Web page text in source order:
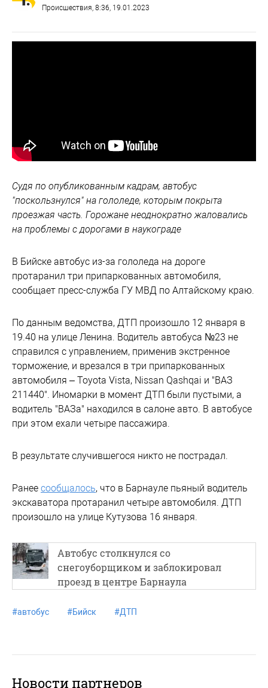
Происшествия , 8:36, 19.01.2023
Судя по опубликованным кадрам, автобус
"поскользнулся" на гололеде, которым покрыта
проезжая часть. Горожане неоднократно жаловались
на проблемы с дорогами в наукограде
В Бийске автобус из-за гололеда на дороге
протаранил три припаркованных автомобиля,
сообщает пресс-служба ГУ МВД по Алтайскому краю.
По данным ведомства, ДТП произошло 12 января в
19.40 на улице Ленина. Водитель автобуса №23 не
справился с управлением, применив экстренное
торможение, и врезался в три припаркованных
автомобиля – Toyota Vista, Nissan Qashqai и "ВАЗ
211440". Иномарки в момент ДТП были пустыми, а
водитель "ВАЗа" находился в салоне авто. В автобусе
при этом ехали четыре пассажира.
В результате случившегося никто не пострадал.
Ранее сообщалось, что в Барнауле пьяный водитель
экскаватора протаранил четыре автомобиля. ДТП
произошло на улице Кутузова 16 января.
Автобус столкнулся со
снегоуборщиком и заблокировал
проезд в центре Барнаула
#автобус #Бийск #ДТП
Новости партнеров